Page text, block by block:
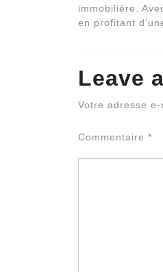
immobilière.
en profitant
Leave
Votre adresse
Commentaire *